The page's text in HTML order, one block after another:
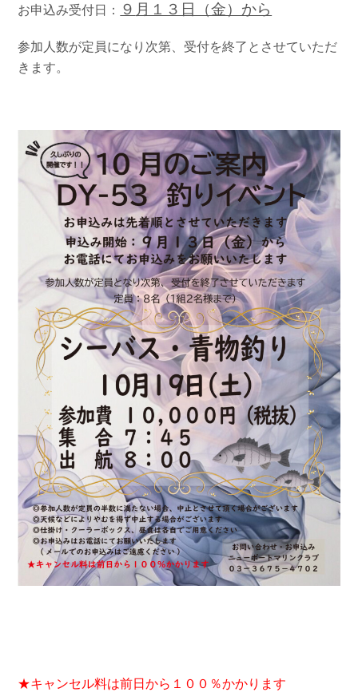
お申込み受付日： ９ 月１３日（金）から
参加人数が定員になり次第、受付を終了とさせていただ
きます。
★キャンセル料は前日から１００％かかります